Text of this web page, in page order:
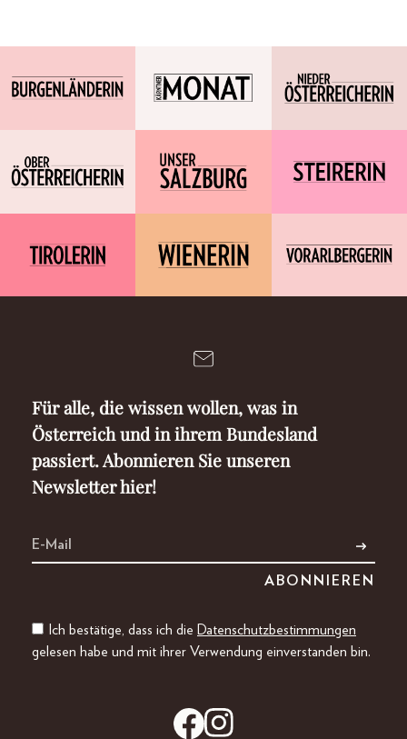
Für alle, die wissen wollen, was in
Österreich und in ihrem Bundesland
passiert. Abonnieren Sie unseren
Newsletter hier!
Ich bestätige, dass ich die Datenschutzbestimmungen
gelesen habe und mit ihrer Verwendung einverstanden bin.